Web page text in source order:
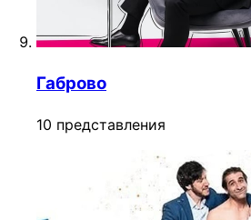
Габрово
10 представления